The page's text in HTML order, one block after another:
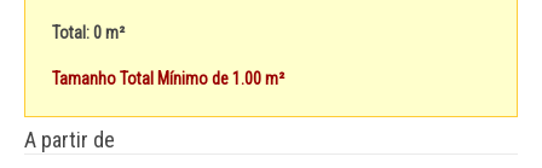
Total: 0 m²
Tamanho Total Mínimo de 1.00 m²
A partir de